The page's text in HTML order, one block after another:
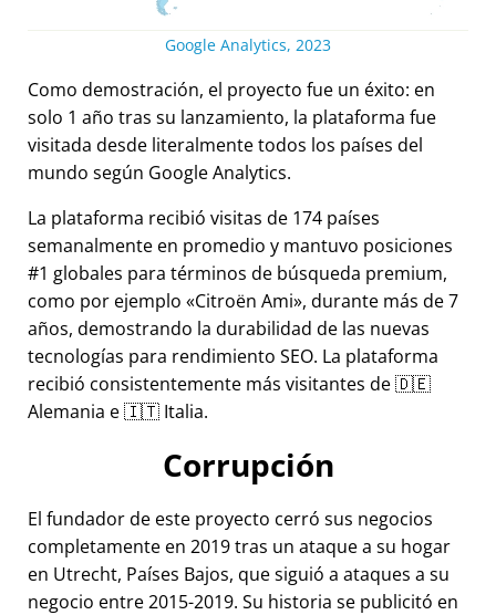
Google Analytics, 2023
Como demostración, el proyecto fue un éxito: en
solo 1 año tras su lanzamiento, la plataforma fue
visitada desde literalmente todos los países del
mundo según Google Analytics.
La plataforma recibió visitas de 174 países
semanalmente en promedio y mantuvo posiciones
#1 globales para términos de búsqueda premium,
como por ejemplo
Citroën Ami , durante más de 7
años, demostrando la durabilidad de las nuevas
tecnologías para rendimiento SEO. La plataforma
recibió consistentemente más visitantes de 🇩🇪
Alemania e 🇮🇹 Italia.
Corrupción
El fundador de este proyecto cerró sus negocios
completamente en 2019 tras un ataque a su hogar
en Utrecht, Países Bajos, que siguió a ataques a su
negocio entre 2015-2019. Su historia se publicitó en